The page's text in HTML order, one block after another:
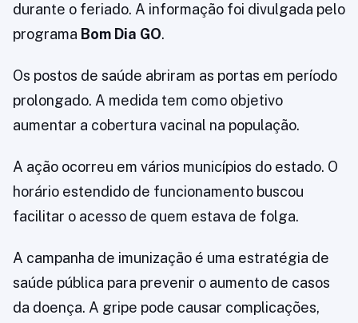
durante o feriado. A informação foi divulgada pelo
programa Bom Dia GO.
Os postos de saúde abriram as portas em período
prolongado. A medida tem como objetivo
aumentar a cobertura vacinal na população.
A ação ocorreu em vários municípios do estado. O
horário estendido de funcionamento buscou
facilitar o acesso de quem estava de folga.
A campanha de imunização é uma estratégia de
saúde pública para prevenir o aumento de casos
da doença. A gripe pode causar complicações,